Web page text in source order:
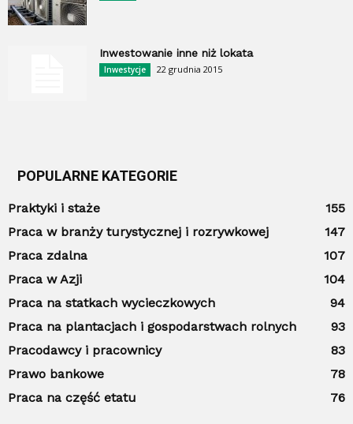
Inwestowanie inne niż lokata
Inwestycje 22 grudnia 2015
POPULARNE KATEGORIE
Praktyki i staże
155
Praca w branży turystycznej i rozrywkowej
147
Praca zdalna
107
Praca w Azji
104
Praca na statkach wycieczkowych
94
Praca na plantacjach i gospodarstwach rolnych
93
Pracodawcy i pracownicy
83
Prawo bankowe
78
Praca na część etatu
76